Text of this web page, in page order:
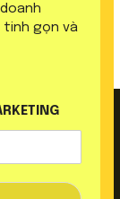
tinh gọn và